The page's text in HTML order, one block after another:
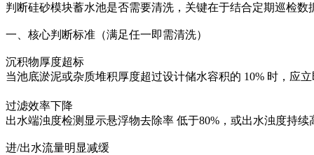
判断硅砂模块蓄水池是否需要清洗‌，关键在于结合定期巡检
一、核心判断标准（满足任一即需清洗）
沉积物厚度超标‌
当池底淤泥或杂质堆积厚度超过设计储水容积的 ‌10%‌ 时，应
过滤效率下降‌
出水端浊度检测显示悬浮物去除率 ‌低于80%‌，或出水浊度持
进/出水流量明显减缓‌